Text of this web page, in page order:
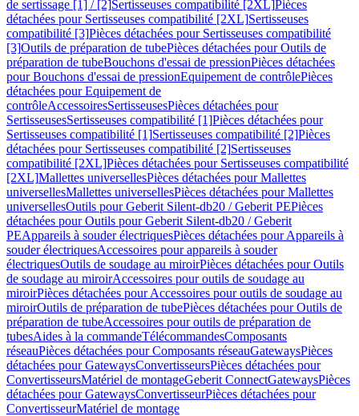
de sertissage [1] / [2]Sertisseuses compatibilité [2XL]Pièces
détachées pour Sertisseuses compatibilité [2XL]Sertisseuses
compatibilité [3]Pièces détachées pour Sertisseuses compatibilité
[3]Outils de préparation de tubePièces détachées pour Outils de
préparation de tubeBouchons d'essai de pressionPièces détachées
pour Bouchons d'essai de pressionEquipement de contrôlePièces
détachées pour Equipement de
contrôleAccessoiresSertisseusesPièces détachées pour
SertisseusesSertisseuses compatibilité [1]Pièces détachées pour
Sertisseuses compatibilité [1]Sertisseuses compatibilité [2]Pièces
détachées pour Sertisseuses compatibilité [2]Sertisseuses
compatibilité [2XL]Pièces détachées pour Sertisseuses compatibilité
[2XL]Mallettes universellesPièces détachées pour Mallettes
universellesMallettes universellesPièces détachées pour Mallettes
universellesOutils pour Geberit Silent-db20 / Geberit PEPièces
détachées pour Outils pour Geberit Silent-db20 / Geberit
PEAppareils à souder électriquesPièces détachées pour Appareils à
souder électriquesAccessoires pour appareils à souder
électriquesOutils de soudage au miroirPièces détachées pour Outils
de soudage au miroirAccessoires pour outils de soudage au
miroirPièces détachées pour Accessoires pour outils de soudage au
miroirOutils de préparation de tubePièces détachées pour Outils de
préparation de tubeAccessoires pour outils de préparation de
tubesAides à la commandeTélécommandesComposants
réseauPièces détachées pour Composants réseauGatewaysPièces
détachées pour GatewaysConvertisseursPièces détachées pour
ConvertisseursMatériel de montageGeberit ConnectGatewaysPièces
détachées pour GatewaysConvertisseurPièces détachées pour
ConvertisseurMatériel de montage